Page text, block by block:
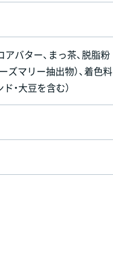
アバター、まっ茶、脱脂粉
ズマリー抽出物）、着色料
・大豆を含む）